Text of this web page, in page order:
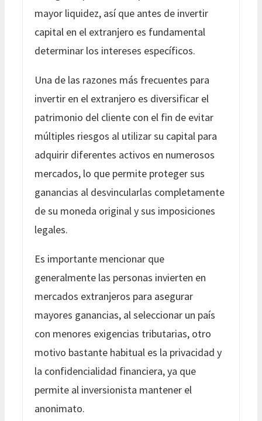
mayor liquidez, así que antes de invertir
capital en el extranjero es fundamental
determinar los intereses específicos.
Una de las razones más frecuentes para
invertir en el extranjero es diversificar el
patrimonio del cliente con el fin de evitar
múltiples riesgos al utilizar su capital para
adquirir diferentes activos en numerosos
mercados, lo que permite proteger sus
ganancias al desvincularlas completamente
de su moneda original y sus imposiciones
legales.
Es importante mencionar que
generalmente las personas invierten en
mercados extranjeros para asegurar
mayores ganancias, al seleccionar un país
con menores exigencias tributarias, otro
motivo bastante habitual es la privacidad y
la confidencialidad financiera, ya que
permite al inversionista mantener el
anonimato.